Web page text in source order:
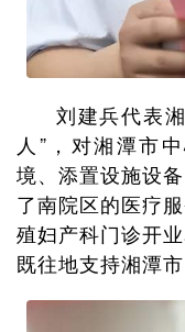
刘建兵代表
人”，对湘潭市
境、添置设施设
了南院区的医疗
殖妇产科门诊开
既往地支持湘潭